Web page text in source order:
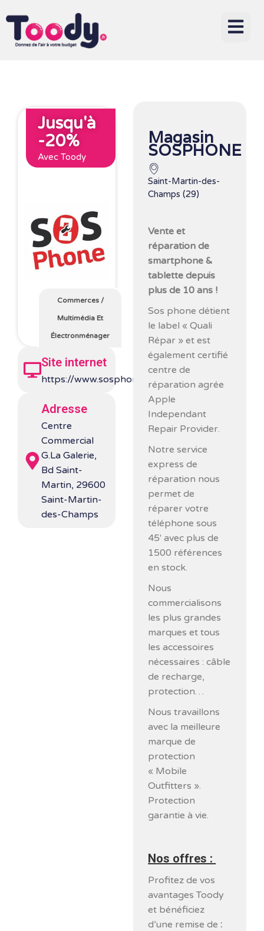
Jusqu'à
-20%
Avec Toody
Commerces/
Multimédia Et
Électronménager
Site internet
https://www.sosphone.fr/
Adresse
Centre
Commercial
G.La Galerie,
Bd Saint-
Martin, 29600
Saint-Martin-
des-Champs
Magasin
SOSPHONE
Saint-Martin-des-
Champs (29)
Vente et
réparation de
smartphone &
tablette depuis
plus de 10 ans !
Sos phone détient
le label « Quali
Répar » et est
également certifié
centre de
réparation agrée
Apple
Independant
Repair Provider.
Notre service
express de
réparation nous
permet de
réparer votre
téléphone sous
45′ avec plus de
1500 références
en stock.
Nous
commercialisons
les plus grandes
marques et tous
les accessoires
nécessaires : câble
de recharge,
protection…
Nous travaillons
avec la meilleure
marque de
protection
« Mobile
Outfitters ».
Protection
garantie à vie.
Nos offres :
Profitez de vos
avantages Toody
et bénéficiez
d’une remise de :